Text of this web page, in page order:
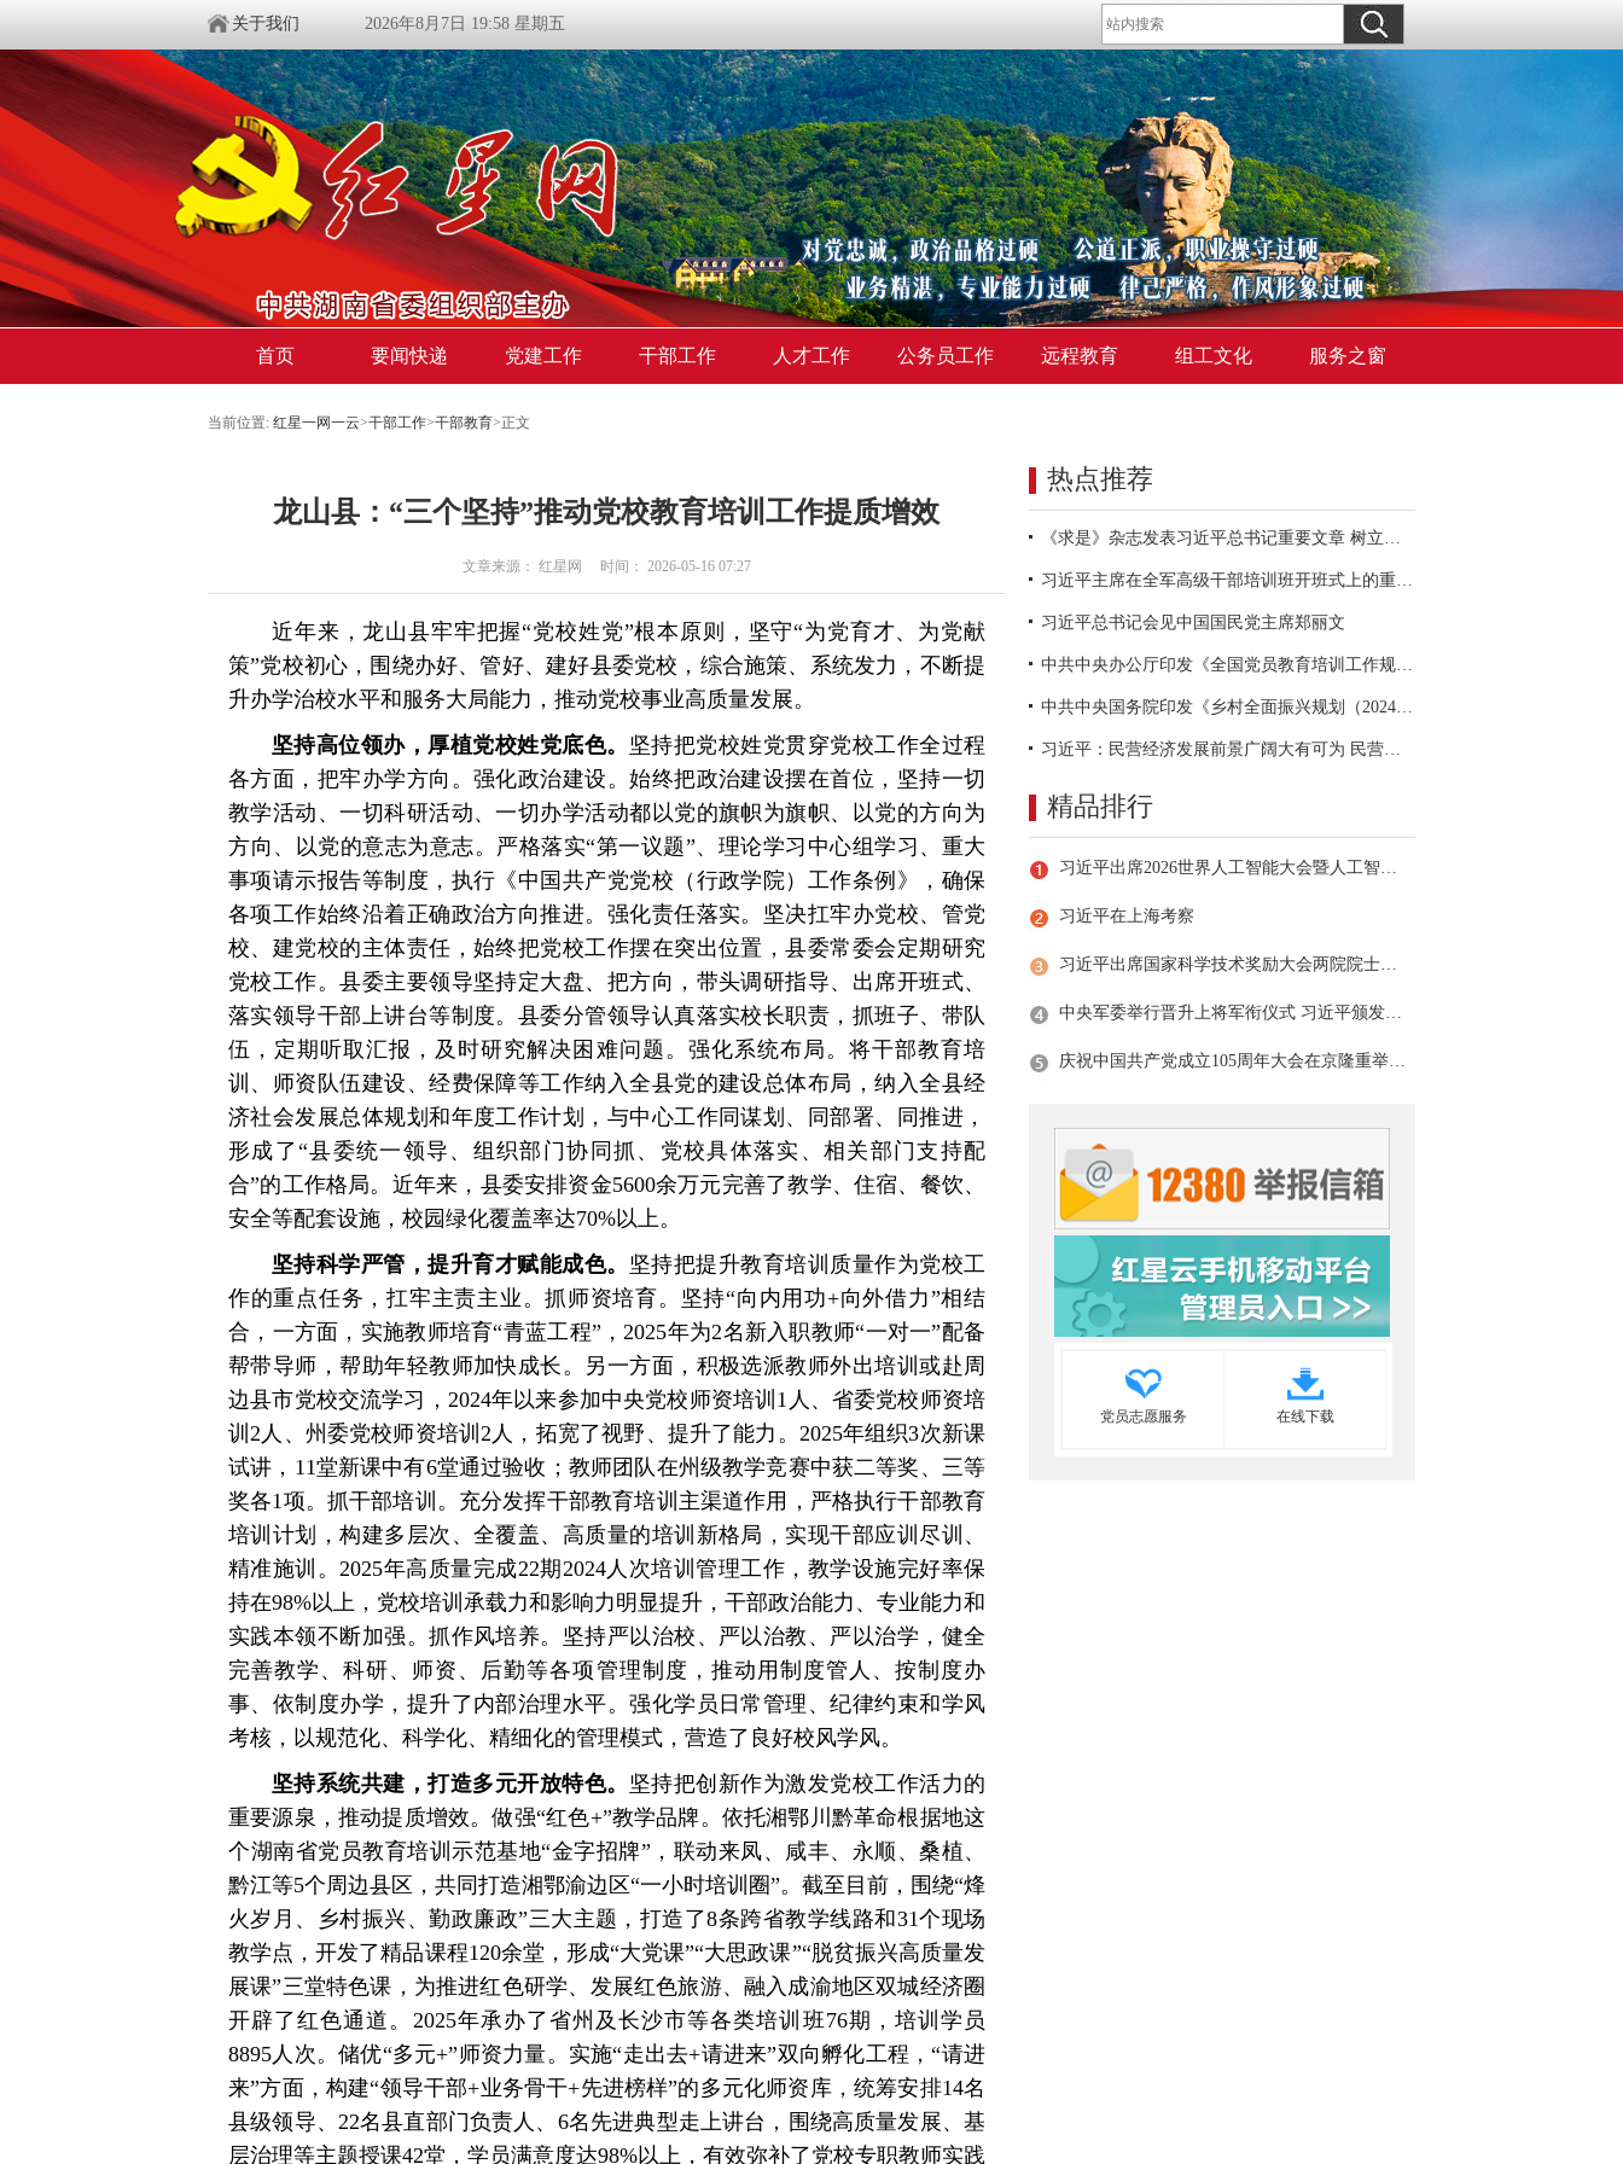
关于我们 2026年8月7日 19:58 星期五
首页 要闻快递 党建工作 干部工作 人才工作 公务员工作 远程教育 组工文化 服务之窗
当前位置: 红星一网一云>干部工作>干部教育>正文
​龙山县：“三个坚持”推动党校教育培训工作提质增效
文章来源： 红星网 时间： 2026-05-16 07:27
近年来，龙山县牢牢把握“党校姓党”根本原则，坚守“为党育才、为党献
策”党校初心，围绕办好、管好、建好县委党校，综合施策、系统发力，不断提
升办学治校水平和服务大局能力，推动党校事业高质量发展。
坚持高位领办，厚植党校姓党底色。 坚持把党校姓党贯穿党校工作全过程
各方面，把牢办学方向。强化政治建设。始终把政治建设摆在首位，坚持一切
教学活动、一切科研活动、一切办学活动都以党的旗帜为旗帜、以党的方向为
方向、以党的意志为意志。严格落实“第一议题”、理论学习中心组学习、重大
事项请示报告等制度，执行《中国共产党党校（行政学院）工作条例》，确保
各项工作始终沿着正确政治方向推进。强化责任落实。坚决扛牢办党校、管党
校、建党校的主体责任，始终把党校工作摆在突出位置，县委常委会定期研究
党校工作。县委主要领导坚持定大盘、把方向，带头调研指导、出席开班式、
落实领导干部上讲台等制度。县委分管领导认真落实校长职责，抓班子、带队
伍，定期听取汇报，及时研究解决困难问题。强化系统布局。将干部教育培
训、师资队伍建设、经费保障等工作纳入全县党的建设总体布局，纳入全县经
济社会发展总体规划和年度工作计划，与中心工作同谋划、同部署、同推进，
形成了“县委统一领导、组织部门协同抓、党校具体落实、相关部门支持配
合”的工作格局。近年来，县委安排资金5600余万元完善了教学、住宿、餐饮、
安全等配套设施，校园绿化覆盖率达70%以上。
坚持科学严管，提升育才赋能成色。 坚持把提升教育培训质量作为党校工
作的重点任务，扛牢主责主业。抓师资培育。坚持“向内用功+向外借力”相结
合，一方面，实施教师培育“青蓝工程”，2025年为2名新入职教师“一对一”配备
帮带导师，帮助年轻教师加快成长。另一方面，积极选派教师外出培训或赴周
边县市党校交流学习，2024年以来参加中央党校师资培训1人、省委党校师资培
训2人、州委党校师资培训2人，拓宽了视野、提升了能力。2025年组织3次新课
试讲，11堂新课中有6堂通过验收；教师团队在州级教学竞赛中获二等奖、三等
奖各1项。抓干部培训。充分发挥干部教育培训主渠道作用，严格执行干部教育
培训计划，构建多层次、全覆盖、高质量的培训新格局，实现干部应训尽训、
精准施训。2025年高质量完成22期2024人次培训管理工作，教学设施完好率保
持在98%以上，党校培训承载力和影响力明显提升，干部政治能力、专业能力和
实践本领不断加强。抓作风培养。坚持严以治校、严以治教、严以治学，健全
完善教学、科研、师资、后勤等各项管理制度，推动用制度管人、按制度办
事、依制度办学，提升了内部治理水平。强化学员日常管理、纪律约束和学风
考核，以规范化、科学化、精细化的管理模式，营造了良好校风学风。
坚持系统共建，打造多元开放特色。 坚持把创新作为激发党校工作活力的
重要源泉，推动提质增效。做强“红色+”教学品牌。依托湘鄂川黔革命根据地这
个湖南省党员教育培训示范基地“金字招牌”，联动来凤、咸丰、永顺、桑植、
黔江等5个周边县区，共同打造湘鄂渝边区“一小时培训圈”。截至目前，围绕“烽
火岁月、乡村振兴、勤政廉政”三大主题，打造了8条跨省教学线路和31个现场
教学点，开发了精品课程120余堂，形成“大党课”“大思政课”“脱贫振兴高质量发
展课”三堂特色课，为推进红色研学、发展红色旅游、融入成渝地区双城经济圈
开辟了红色通道。2025年承办了省州及长沙市等各类培训班76期，培训学员
8895人次。储优“多元+”师资力量。实施“走出去+请进来”双向孵化工程，“请进
来”方面，构建“领导干部+业务骨干+先进榜样”的多元化师资库，统筹安排14名
县级领导、22名县直部门负责人、6名先进典型走上讲台，围绕高质量发展、基
层治理等主题授课42堂，学员满意度达98%以上，有效弥补了党校专职教师实践
热点推荐
《求是》杂志发表习近平总书记重要文章 树立和践行正确政绩观
习近平主席在全军高级干部培训班开班式上的重要讲话引领全军开展思想整风、深化政治整训
习近平总书记会见中国国民党主席郑丽文
中共中央办公厅印发《全国党员教育培训工作规划（2024－2028年）》
中共中央国务院印发《乡村全面振兴规划（2024—2027年）》
习近平：民营经济发展前景广阔大有可为 民营企业和民营企业家大显身手正当其时
精品排行
习近平出席2026世界人工智能大会暨人工智能全球治理高级别会议开幕式并发表主旨讲话
习近平在上海考察
习近平出席国家科学技术奖励大会两院院士大会中国科协第十一次全国代表大会并发表重要讲话
中央军委举行晋升上将军衔仪式 习近平颁发命令状并向晋衔的军官表示祝贺
庆祝中国共产党成立105周年大会在京隆重举行 习近平发表重要讲话
党员志愿服务 在线下载